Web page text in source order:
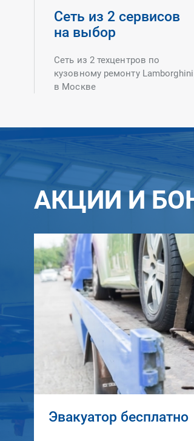
Сеть из 2 сервисов
на выбор
Сеть из 2 техцентров по
кузовному ремонту Lamborghini
в Москве
АКЦИИ И
Эвакуатор бесплатно